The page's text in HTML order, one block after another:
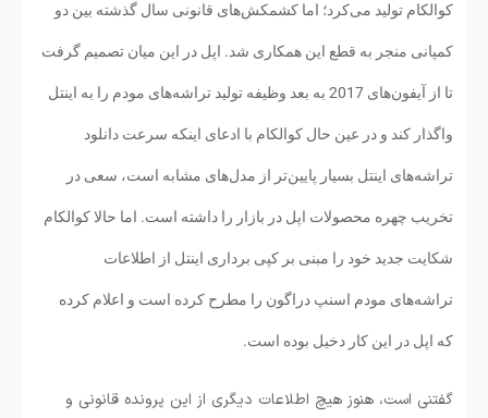
کوالکام تولید می‌کرد؛ اما کشمکش‌های قانونی سال گذشته بین دو
کمپانی منجر به قطع این همکاری شد. اپل در این میان تصمیم گرفت
تا از آیفون‌های 2017 به بعد وظیفه تولید تراشه‌های مودم را به اینتل
واگذار کند و در عین حال کوالکام با ادعای اینکه سرعت دانلود
تراشه‌های اینتل بسیار پایین‌تر از مدل‌های مشابه است، سعی در
تخریب چهره محصولات اپل در بازار را داشته است. اما حالا کوالکام
شکایت جدید خود را مبنی بر کپی برداری اینتل از اطلاعات
تراشه‌های مودم اسنپ دراگون را مطرح کرده است و اعلام کرده
که اپل در این کار دخیل بوده است.
گفتنی است، هنوز هیچ اطلاعات دیگری از این پرونده قانونی و